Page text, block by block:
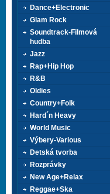
Dance+Electronic
Glam Rock
Soundtrack-Filmová
hudba
Jazz
Rap+Hip Hop
R&B
Oldies
Country+Folk
Hard´n Heavy
World Music
Výbery-Various
Detská tvorba
Rozprávky
New Age+Relax
Reggae+Ska